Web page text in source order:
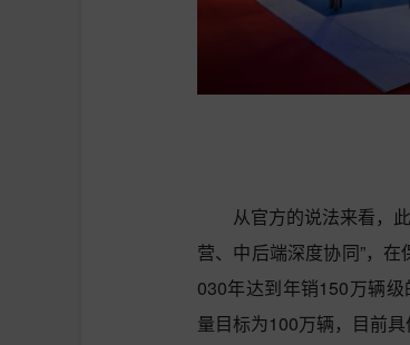
从官方的说法来看，
营、中后端深度协同”，
030年达到年销150万辆
量目标为100万辆，目前具